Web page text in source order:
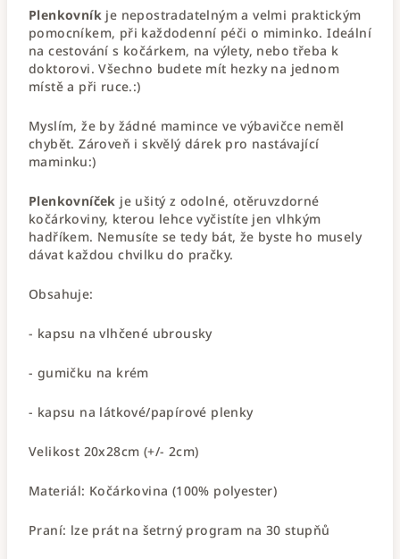
Plenkovník je nepostradatelným a velmi praktickým
pomocníkem, při každodenní péči o miminko. Ideální
na cestování s kočárkem, na výlety, nebo třeba k
doktorovi. Všechno budete mít hezky na jednom
místě a při ruce.:)
Myslím, že by žádné mamince ve výbavičce neměl
chybět. Zároveň i skvělý dárek pro nastávající
maminku:)
Plenkovníček je ušitý z odolné, otěruvzdorné
kočárkoviny, kterou lehce vyčistíte jen vlhkým
hadříkem. Nemusíte se tedy bát, že byste ho musely
dávat každou chvilku do pračky.
Obsahuje:
- kapsu na vlhčené ubrousky
- gumičku na krém
- kapsu na látkové/papírové plenky
Velikost 20x28cm (+/- 2cm)
Materiál: Kočárkovina (100% polyester)
Praní: lze prát na šetrný program na 30 stupňů